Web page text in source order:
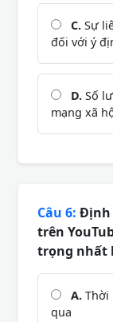
C. Sự
đối với ý
D. Số
mạng xã
Câu 6: Định
trên
trọng nhất
A. Thời
qua